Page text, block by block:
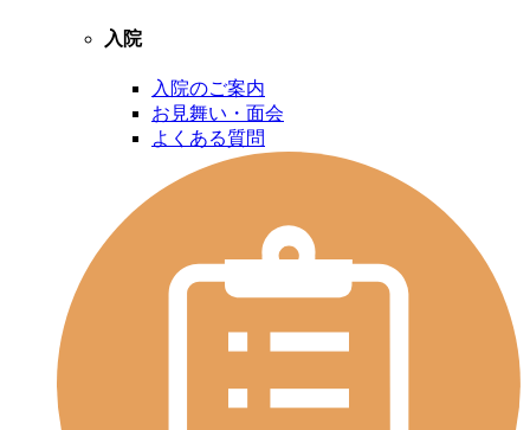
入院
入院のご案内
お見舞い・面会
よくある質問